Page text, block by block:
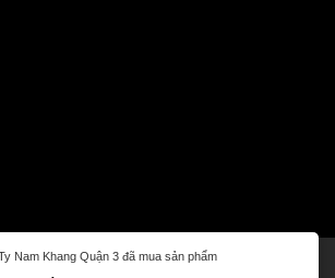
Lê Kim Thuỳ Dương - 0898888809 - 537
Nam Khang Quận 3 đã mua sản phẩm